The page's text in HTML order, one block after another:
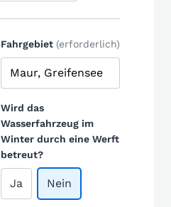
Fahrgebiet (erforderlich)
Wird das
Wasserfahrzeug im
Winter durch eine Werft
betreut?
Ja Nein